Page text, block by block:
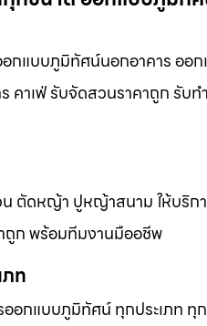
แบบภูมิทัศน์นอกอาคาร ออ
ร คาเฟ่ รับจัดสวนราคาถูก
ตัดหญ้า ปูหญ้าสนาม ให้บริ
ถูก พร้อมทีมงานมืออชีพ
ท
กแบบภูมิทัศน์ ทุกประเภท ทุ